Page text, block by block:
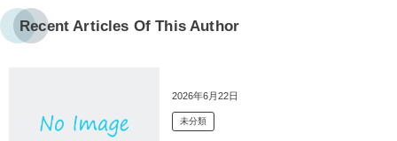
Recent Articles Of This Author
2026年6月22日
未分類